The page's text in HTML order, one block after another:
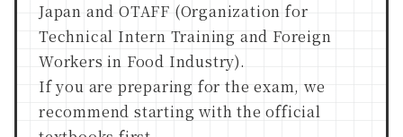
Japan and OTAFF (Organization for
Technical Intern Training and Foreign
Workers in Food Industry).
If you are preparing for the exam, we
recommend starting with the official